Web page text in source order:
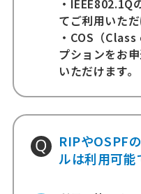
・
てご利用いただ
・COS（
プションをお
いただけます。
RIPやOSPF
ルは利用可能